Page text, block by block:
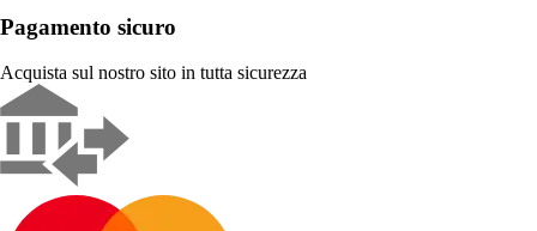
Pagamento sicuro
Acquista sul nostro sito in tutta sicurezza